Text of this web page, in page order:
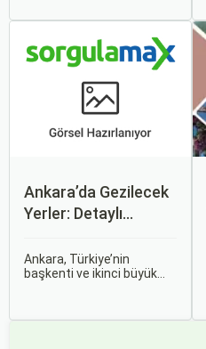
uygun fiyatlarla nasıl
alabilirsiniz? Aslında doğru
yöntemlerle uçak bileti
almanın birçok püf noktası
Ankara’da Gezilecek
Yerler: Detaylı
Ankara, Türkiye’nin
başkenti ve ikinci büyük